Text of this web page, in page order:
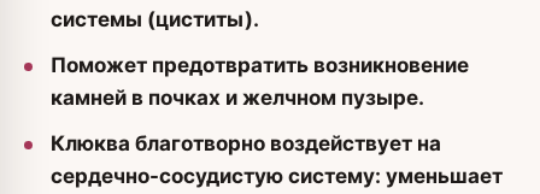
системы (циститы).
Поможет предотвратить возникновение
камней в почках и желчном пузыре.
Клюква благотворно воздействует на
сердечно-сосудистую систему: уменьшает